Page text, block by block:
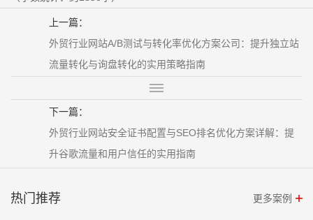
上一篇：
外贸行业网站A/B测试与转化率优化方案公司：提升独立站
流量转化与询盘转化的实用策略指南
下一篇：
外贸行业网站安全证书配置与SEO排名优化方案详解：提
升谷歌流量和用户信任的实用指南
热门推荐 更多案例